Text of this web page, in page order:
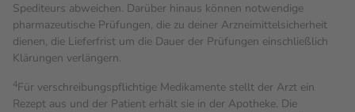
Spediteurs abweichen. Darüber hinaus können notwendige
pharmazeutische Prüfungen, die zu deiner Arzneimittelsicherheit
dienen, die Lieferfrist um die Dauer der Prüfungen einschließlich
Klärungen verlängern.
4Für verschreibungspflichtige Medikamente stellt der Arzt ein
Rezept aus und der Patient erhält sie in der Apotheke. Die